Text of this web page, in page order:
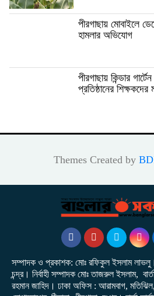
পীরগাছায় মোবাইলে
হামলার অভিযোগ
পীরগাছায় কিন্ডার
প্রতিষ্ঠানের শিক্ষকদের
Themes Created by
সম্পাদক ও প্রকাশক: মোঃ রফিকুল ইসলাম লাভলু।
চন্দ্র। নির্বাহী সম্পাদক মোঃ তাজরুল‌‌ ইসলাম,
রহমান জাহিদ। ঢাকা অফিস : আরামবাগ,